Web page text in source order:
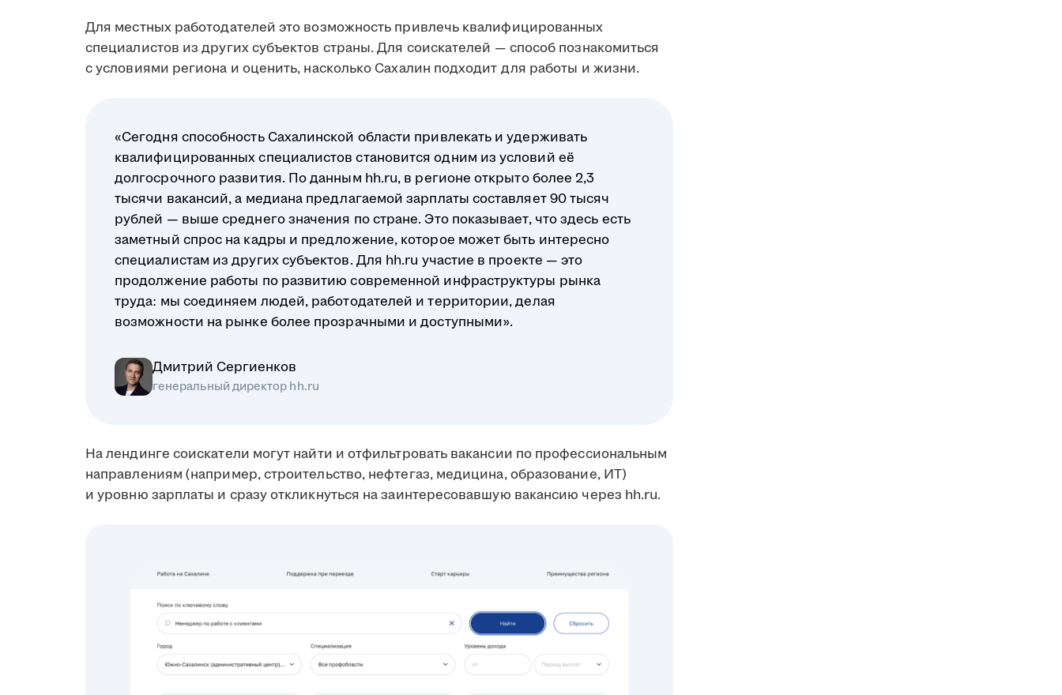
Для местных работодателей это возможность привлечь квалифицированных
специалистов из других субъектов страны. Для соискателей — способ познакомиться
с условиями региона и оценить, насколько Сахалин подходит для работы и жизни.
«Сегодня способность Сахалинской области привлекать и удерживать
квалифицированных специалистов становится одним из условий её
долгосрочного развития. По данным hh.ru, в регионе открыто более 2,3
тысячи вакансий, а медиана предлагаемой зарплаты составляет 90 тысяч
рублей — выше среднего значения по стране. Это показывает, что здесь есть
заметный спрос на кадры и предложение, которое может быть интересно
специалистам из других субъектов. Для hh.ru участие в проекте — это
продолжение работы по развитию современной инфраструктуры рынка
труда: мы соединяем людей, работодателей и территории, делая
возможности на рынке более прозрачными и доступными».
Дмитрий Сергиенков
генеральный директор hh.ru
На лендинге соискатели могут найти и отфильтровать вакансии по профессиональным
направлениям (например, строительство, нефтегаз, медицина, образование, ИТ)
и уровню зарплаты и сразу откликнуться на заинтересовавшую вакансию через hh.ru.